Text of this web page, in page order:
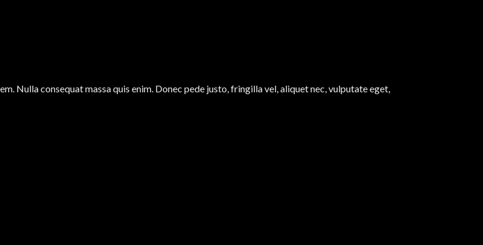
Nulla consequat massa quis enim. Donec pede justo, fringilla vel, aliquet nec, vulputate eget,